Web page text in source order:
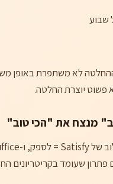
שבוע
פשוט יוצרת החלטה.
שעומד בקריטריונים